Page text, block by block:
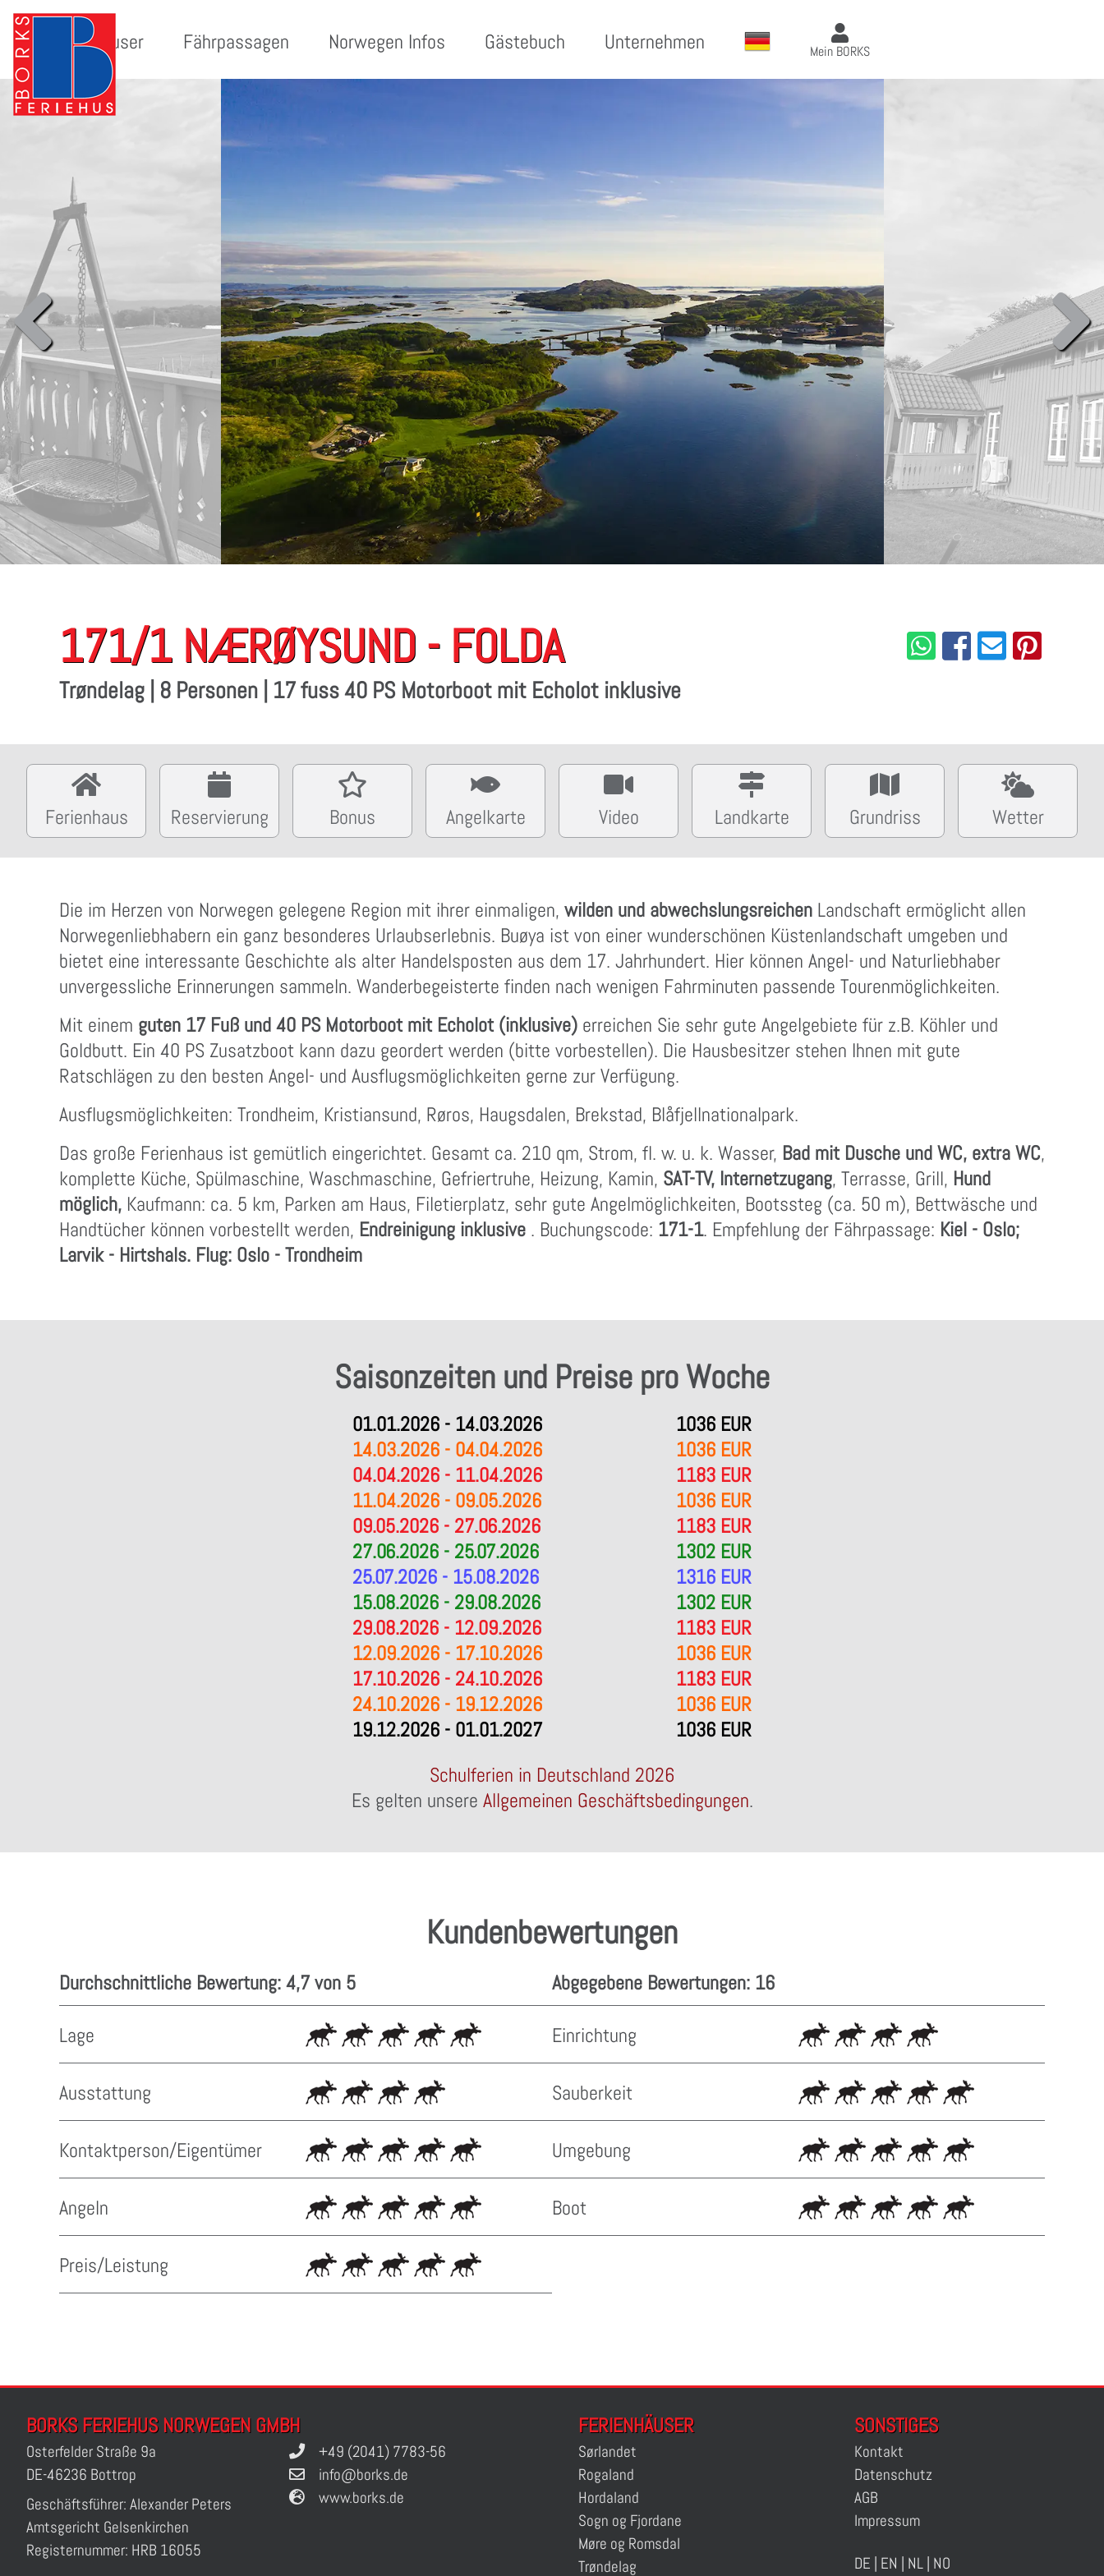
Ferienhäuser Fährpassagen Norwegen Infos Gästebuch Unternehmen Mein BORKS
171/1 NÆRØYSUND - FOLDA
Trøndelag | 8 Personen | 17 fuss 40 PS Motorboot mit Echolot inklusive
Ferienhaus Reservierung Bonus Angelkarte Video Landkarte Grundriss Wetter
Die im Herzen von Norwegen gelegene Region mit ihrer einmaligen, wilden und abwechslungsreichen Landschaft ermöglicht allen
Norwegenliebhabern ein ganz besonderes Urlaubserlebnis. Buøya ist von einer wunderschönen Küstenlandschaft umgeben und
bietet eine interessante Geschichte als alter Handelsposten aus dem 17. Jahrhundert. Hier können Angel- und Naturliebhaber
unvergessliche Erinnerungen sammeln. Wanderbegeisterte finden nach wenigen Fahrminuten passende Tourenmöglichkeiten.
Mit einem guten 17 Fuß und 40 PS Motorboot mit Echolot (inklusive) erreichen Sie sehr gute Angelgebiete für z.B. Köhler und
Goldbutt. Ein 40 PS Zusatzboot kann dazu geordert werden (bitte vorbestellen). Die Hausbesitzer stehen Ihnen mit gute
Ratschlägen zu den besten Angel- und Ausflugsmöglichkeiten gerne zur Verfügung.
Ausflugsmöglichkeiten: Trondheim, Kristiansund, Røros, Haugsdalen, Brekstad, Blåfjellnationalpark.
Das große Ferienhaus ist gemütlich eingerichtet. Gesamt ca. 210 qm, Strom, fl. w. u. k. Wasser, Bad mit Dusche und WC, extra WC,
komplette Küche, Spülmaschine, Waschmaschine, Gefriertruhe, Heizung, Kamin, SAT-TV, Internetzugang, Terrasse, Grill, Hund
möglich, Kaufmann: ca. 5 km, Parken am Haus, Filetierplatz, sehr gute Angelmöglichkeiten, Bootssteg (ca. 50 m), Bettwäsche und
Handtücher können vorbestellt werden, Endreinigung inklusive . Buchungscode: 171-1. Empfehlung der Fährpassage: Kiel - Oslo;
Larvik - Hirtshals. Flug: Oslo - Trondheim
Saisonzeiten und Preise pro Woche
01.01.2026 - 14.03.2026
1036 EUR
14.03.2026 - 04.04.2026
1036 EUR
04.04.2026 - 11.04.2026
1183 EUR
11.04.2026 - 09.05.2026
1036 EUR
09.05.2026 - 27.06.2026
1183 EUR
27.06.2026 - 25.07.2026
1302 EUR
25.07.2026 - 15.08.2026
1316 EUR
15.08.2026 - 29.08.2026
1302 EUR
29.08.2026 - 12.09.2026
1183 EUR
12.09.2026 - 17.10.2026
1036 EUR
17.10.2026 - 24.10.2026
1183 EUR
24.10.2026 - 19.12.2026
1036 EUR
19.12.2026 - 01.01.2027
1036 EUR
Schulferien in Deutschland 2026
Es gelten unsere Allgemeinen Geschäftsbedingungen.
Kundenbewertungen
Durchschnittliche Bewertung: 4,7 von 5 Abgegebene Bewertungen: 16
Lage Einrichtung
Ausstattung Sauberkeit
Kontaktperson/Eigentümer Umgebung
Angeln Boot
Preis/Leistung
BORKS FERIEHUS NORWEGEN GMBH
Osterfelder Straße 9a
DE-46236 Bottrop
Geschäftsführer: Alexander Peters
Amtsgericht Gelsenkirchen
Registernummer: HRB 16055
+49 (2041) 7783-56
info@borks.de
www.borks.de
FERIENHÄUSER
Sørlandet
Rogaland
Hordaland
Sogn og Fjordane
Møre og Romsdal
Trøndelag
SONSTIGES
Kontakt
Datenschutz
AGB
Impressum
DE EN NL NO